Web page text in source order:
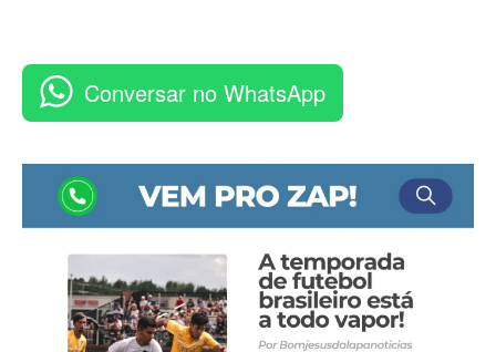
Conversar no WhatsApp